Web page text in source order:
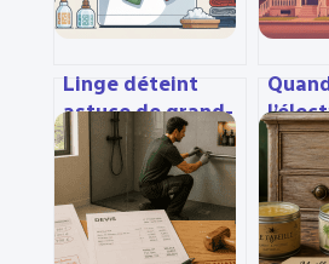
Linge déteint
astuce de grand-
mère : solutions
simples et
efficaces
les